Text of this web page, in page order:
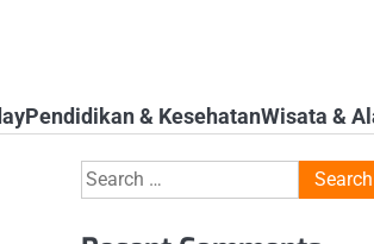
Pendidikan & KesehatanWisata &
Search
for: